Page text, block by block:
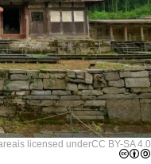
is licensed underCC BY-SA 4.0